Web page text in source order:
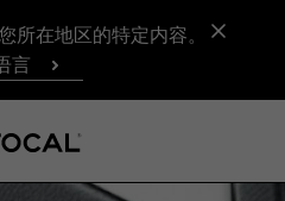
所在地区的特定内容。
言